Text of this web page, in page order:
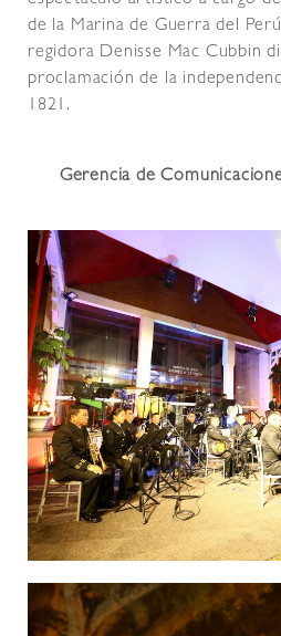
de la Marina de Guerra del
regidora Denisse Mac Cubbin
proclamación de la
1821.
Gerencia de